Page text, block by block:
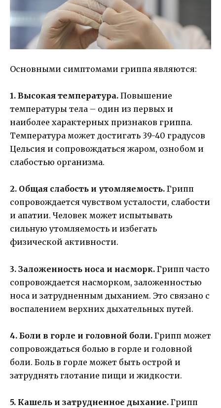
Основными симптомами гриппа являются:
1. Высокая температура. Повышение
температуры тела – один из первых и
наиболее характерных признаков гриппа.
Температура может достигать 39-40 градусов
Цельсия и сопровождаться жаром, ознобом и
слабостью организма.
2. Общая слабость и утомляемость. Грипп
сопровождается чувством усталости, слабости
и апатии. Человек может испытывать
сильную утомляемость и избегать
физической активности.
3. Заложенность носа и насморк. Грипп часто
сопровождается насморком, заложенностью
носа и затрудненным дыханием. Это связано с
воспалением верхних дыхательных путей.
4. Боли в горле и головной боли. Грипп может
сопровождаться болью в горле и головной
боли. Боль в горле может быть острой и
затруднять глотание пищи и жидкости.
5. Кашель и затрудненное дыхание. Грипп